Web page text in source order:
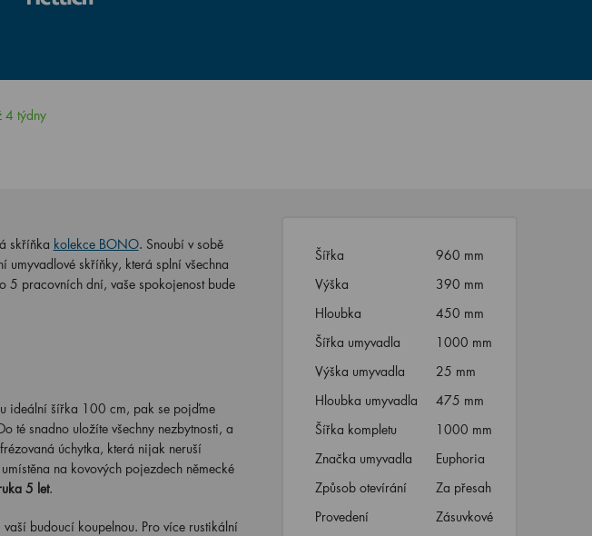
4 týdny
skříňka kolekce BONO. Snoubí v sobě
skříňky, která splní všechna
5 pracovních dní, vaše spokojenost bude
ideální šířka 100 cm, pak se pojďme
té snadno uložíte všechny nezbytnosti, a
úchytka, která nijak neruší
na kovových pojezdech německé
5 let.
budoucí koupelnou. Pro více rustikální
Šířka
960 mm
Výška
390 mm
Hloubka
450 mm
Šířka umyvadla
1000 mm
Výška umyvadla
25 mm
Hloubka umyvadla
475 mm
Šířka kompletu
1000 mm
Značka umyvadla
Euphoria
Způsob otevírání
Za přesah
Provedení
Zásuvkové